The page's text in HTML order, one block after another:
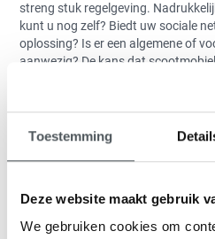
Toestemming
Deze website maakt gebruik
We gebruiken cookies om
streng stuk regelgeving.
kunt u nog zelf? Biedt uw sociale
oplossing? Is er een algemene of
aanwezig? De kans dat
Gemeentelijke
scootmobiel
van u